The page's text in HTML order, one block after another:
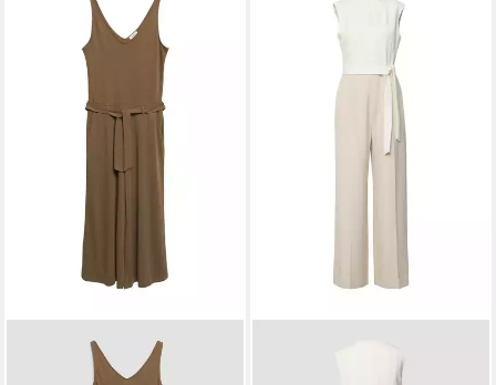
Jumpsuit Overall
Ärmelloser Overall aus
Ärmelloser Jumpsuit mit